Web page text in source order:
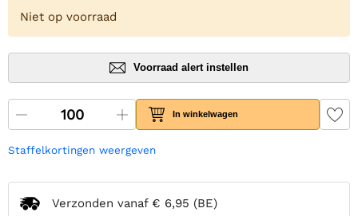
Niet op voorraad
Voorraad alert instellen
In winkelwagen
Staffelkortingen weergeven
Verzonden vanaf € 6,95 (BE)